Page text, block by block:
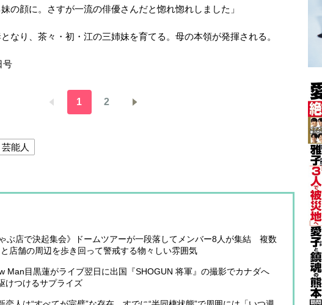
の顔に。さすが一流の俳優さんだと惚れ惚れしました」
なり、茶々・初・江の三姉妹を育てる。母の本領が発揮される。
号
1 2
芸能人
ぶ店で決起集会》ドームツアーが一段落してメンバー8人が集結 複数
店舗の周辺を歩き回って警戒する物々しい雰囲気
Man目黒蓮がライブ翌日に出国『SHOGUN 将軍』の撮影でカナダへ
けつけるサプライズ